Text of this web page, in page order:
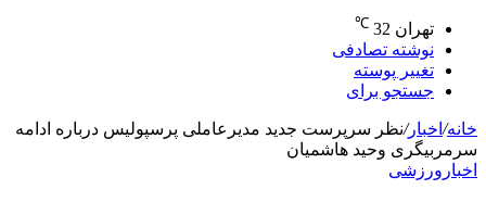
تهران 32
℃
نوشته تصادفی
تغییر پوسته
جستجو برای
خانه/ اخبار/نظر سرپرست جدید مدیرعاملی پرسپولیس درباره ادامه
سرمربیگری وحید هاشمیان
اخبار ورزشی